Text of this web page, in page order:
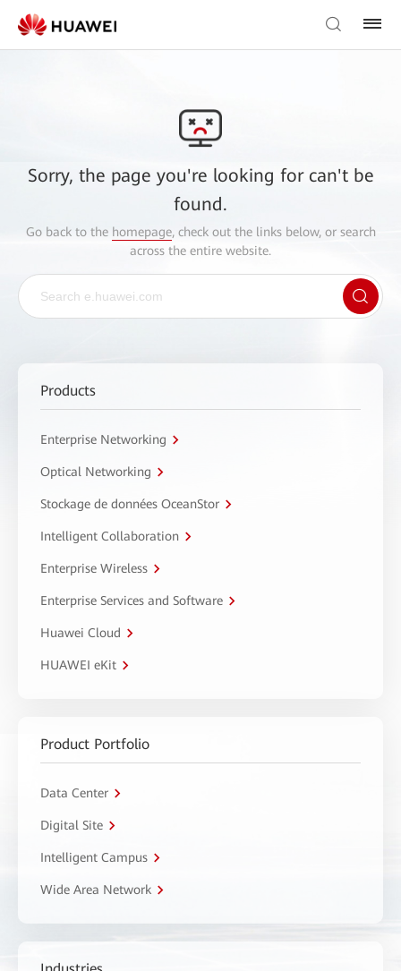
Sorry, the page you're looking for can't be
found.
Go back to the homepage, check out the links below, or search
across the entire website.
Products
Enterprise Networking
Optical Networking
Stockage de données OceanStor
Intelligent Collaboration
Enterprise Wireless
Enterprise Services and Software
Huawei Cloud
HUAWEI eKit
Product Portfolio
Data Center
Digital Site
Intelligent Campus
Wide Area Network